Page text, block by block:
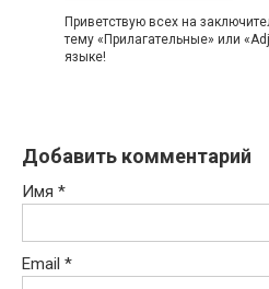
Приветствую всех на
тему «Прилагательные» или
языке!
Добавить комментарий
Имя *
Email *